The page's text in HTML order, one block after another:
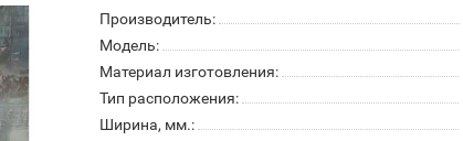
Производитель:
Модель:
Материал изготовления:
Тип расположения:
Ширина, мм.: